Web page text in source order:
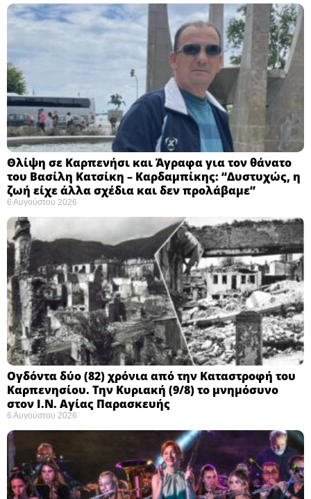
Θλίψη σε Καρπενήσι και Άγραφα για τον θάνατο
του Βασίλη Κατσίκη – Καρδαμπίκης: “Δυστυχώς, η
ζωή είχε άλλα σχέδια και δεν προλάβαμε”
6 Αυγούστου 2026
Ογδόντα δύο (82) χρόνια από την Καταστροφή του
Καρπενησίου. Την Κυριακή (9/8) το μνημόσυνο
στον Ι.Ν. Αγίας Παρασκευής
6 Αυγούστου 2026